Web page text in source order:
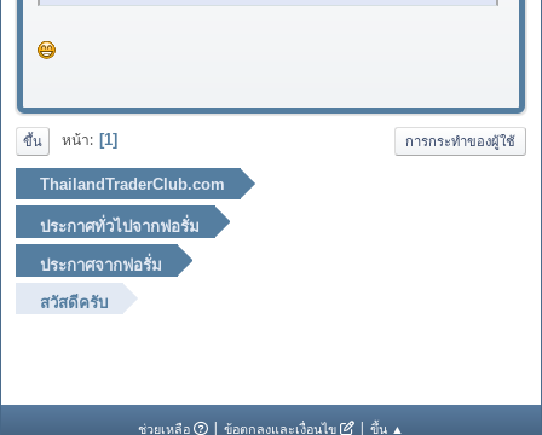
ขึ้น หน้า 1 การกระทำของผู้ใช้
ThailandTraderClub.com
ประกาศทั่วไปจากฟอรั่ม
ประกาศจากฟอรั่ม
สวัสดีครับ
ช่วยเหลือ | ข้อตกลงและเงื่อนไข | ขึ้น ▲